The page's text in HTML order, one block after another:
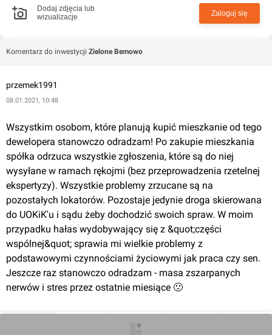
Dodaj zdjęcia lub
wizualizacje
Zaloguj się
Komentarz do inwestycji Zielone Bemowo
przemek1991
08.01.2021, 10:48
Wszystkim osobom, które planują kupić mieszkanie od tego
dewelopera stanowczo odradzam! Po zakupie mieszkania
spółka odrzuca wszystkie zgłoszenia, które są do niej
wysyłane w ramach rękojmi (bez przeprowadzenia rzetelnej
ekspertyzy). Wszystkie problemy zrzucane są na
pozostałych lokatorów. Pozostaje jedynie droga skierowana
do UOKiK'u i sądu żeby dochodzić swoich spraw. W moim
przypadku hałas wydobywający się z &quot;części
wspólnej&quot; sprawia mi wielkie problemy z
podstawowymi czynnościami życiowymi jak praca czy sen.
Jeszcze raz stanowczo odradzam - masa zszarpanych
nerwów i stres przez ostatnie miesiące 🙁
0